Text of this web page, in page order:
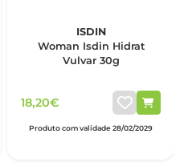
ISDIN
Woman Isdin Hidrat
Vulvar 30g
18,20€
Produto com validade 28/02/2029